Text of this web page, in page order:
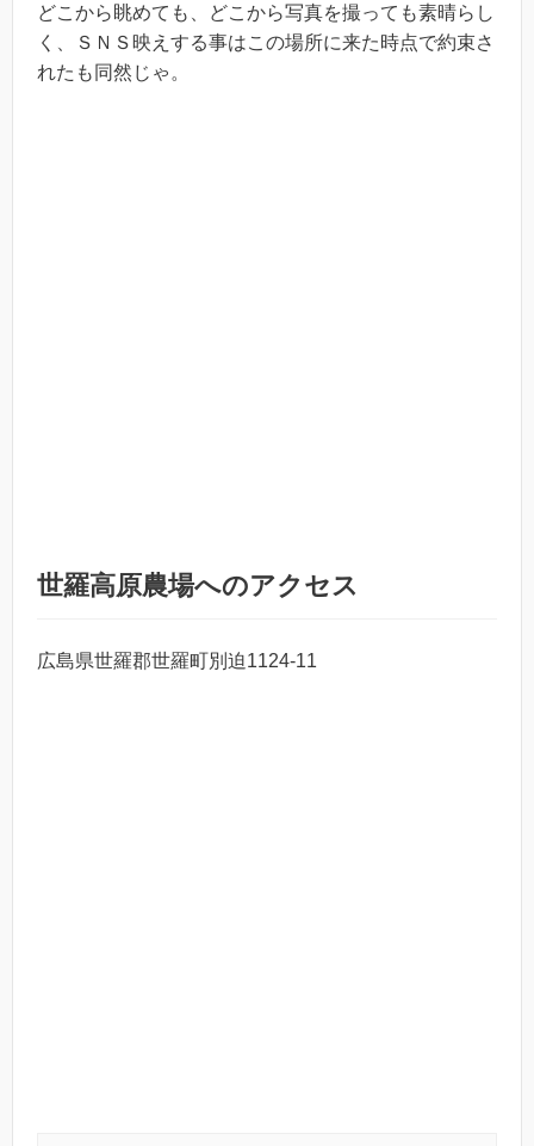
どこから眺めても、どこから写真を撮っても素晴らし
く、ＳＮＳ映えする事はこの場所に来た時点で約束さ
れたも同然じゃ。
世羅高原農場へのアクセス
広島県世羅郡世羅町別迫1124-11